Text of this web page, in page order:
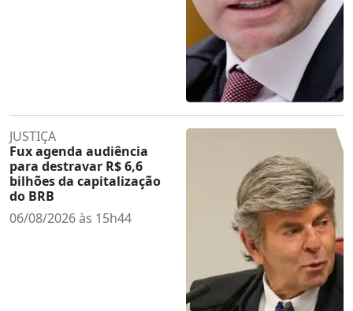
JUSTIÇA
Fux agenda audiência
para destravar R$ 6,6
bilhões da capitalização
do BRB
06/08/2026 às 15h44